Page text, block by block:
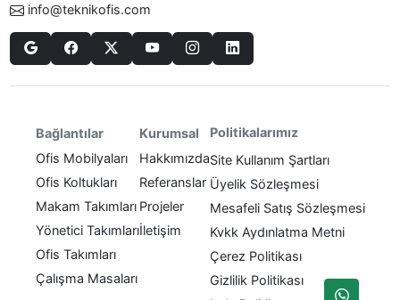
info@teknikofis.com
Bağlantılar
Ofis Mobilyaları
Ofis Koltukları
Makam Takımları
Yönetici Takımları
Ofis Takımları
Çalışma Masaları
Kurumsal
Hakkımızda
Referanslar
Projeler
İletişim
Politikalarımız
Site Kullanım Şartları
Üyelik Sözleşmesi
Mesafeli Satış Sözleşmesi
Kvkk Aydınlatma Metni
Çerez Politikası
Gizlilik Politikası